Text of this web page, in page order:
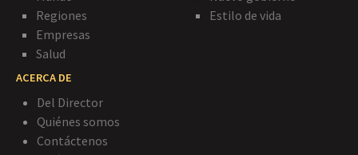
Regiones
Empresas
Salud
Estilo de vida
ACERCA DE
Del Director
Quiénes somos
Contáctenos